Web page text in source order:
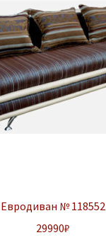
Евродиван № 118552
29990₽